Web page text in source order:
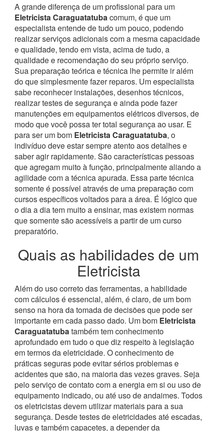
A grande diferença de um profissional para um
Eletricista Caraguatatubacomum, é que um
especialista entende de tudo um pouco, podendo
realizar serviços adicionais com a mesma capacidade
e qualidade, tendo em vista, acima de tudo, a
qualidade e recomendação do seu próprio serviço.
Sua preparação teórica e técnica lhe permite ir além
do que simplesmente fazer reparos. Um especialista
sabe reconhecer instalações, desenhos técnicos,
realizar testes de segurança e ainda pode fazer
manutenções em equipamentos elétricos diversos, de
modo que você possa ter total segurança ao usar. E
para ser um bom Eletricista Caraguatatuba, o
indivíduo deve estar sempre atento aos detalhes e
saber agir rapidamente. São características pessoas
que agregam muito à função, principalmente aliando a
agilidade com a técnica apurada. Essa parte técnica
somente é possível através de uma preparação com
cursos específicos voltados para a área. É lógico que
o dia a dia tem muito a ensinar, mas existem normas
que somente são acessíveis a partir de um curso
preparatório.
Quais as habilidades de um
Eletricista
Além do uso correto das ferramentas, a habilidade
com cálculos é essencial, além, é claro, de um bom
senso na hora da tomada de decisões que pode ser
importante em cada passo dado. Um bom Eletricista
Caraguatatubatambém tem conhecimento
aprofundado em tudo o que diz respeito à legislação
em termos da eletricidade. O conhecimento de
práticas seguras pode evitar sérios problemas e
acidentes que são, na maioria das vezes graves. Seja
pelo serviço de contato com a energia em si ou uso de
equipamento indicado, ou até uso de andaimes. Todos
os eletricistas devem utilizar materiais para a sua
segurança. Desde testes de eletricidades até escadas,
luvas e também capacetes, a depender da